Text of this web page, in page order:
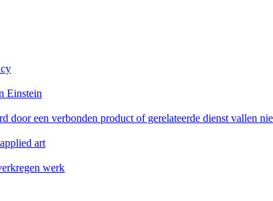
Einstein
een verbonden product of gerelateerde dienst vallen
art
werk